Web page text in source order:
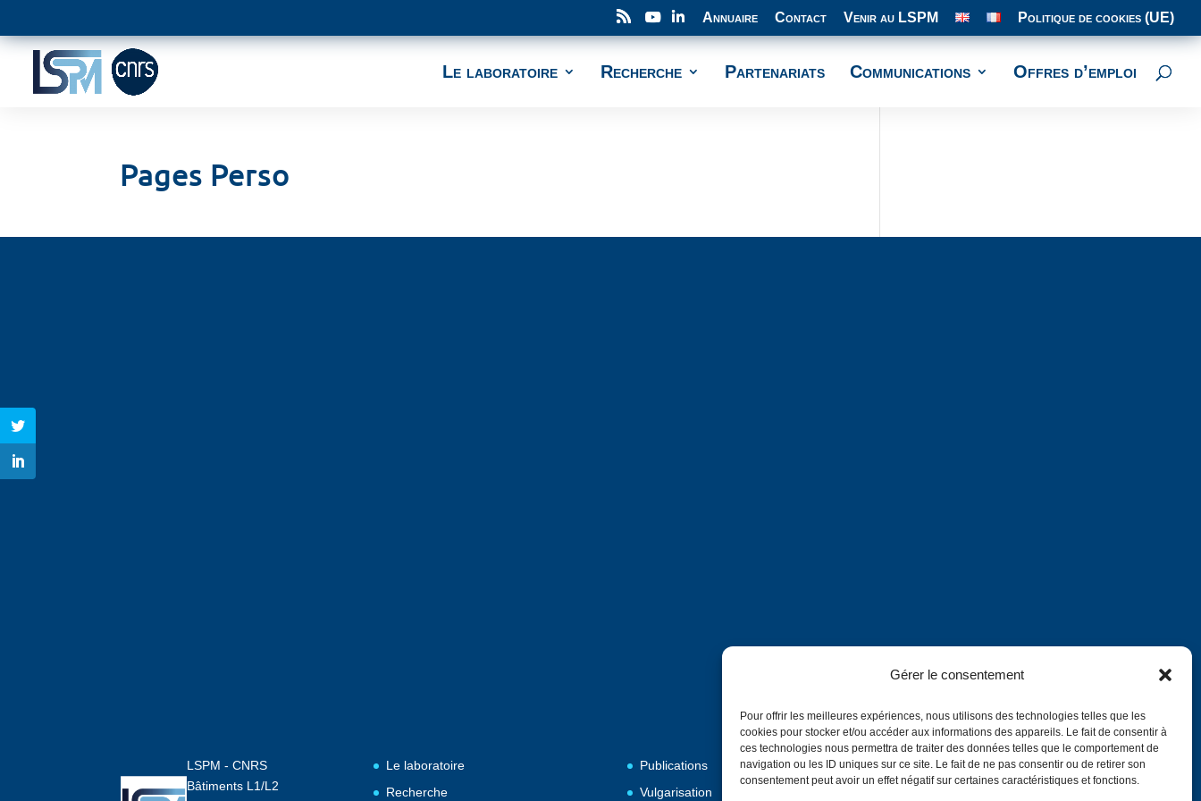
Gérer le consentement
Pour offrir les meilleures expériences, nous utilisons des technologies telles que les
cookies pour stocker et/ou accéder aux informations des appareils. Le fait de consentir à
ces technologies nous permettra de traiter des données telles que le comportement de
navigation ou les ID uniques sur ce site. Le fait de ne pas consentir ou de retirer son
consentement peut avoir un effet négatif sur certaines caractéristiques et fonctions.
Annuaire Contact Venir au LSPM Politique de cookies (UE)
Le laboratoire Recherche Partenariats Communications Offres d’emploi
Pages Perso
LSPM - CNRS
Bâtiments L1/L2
Le laboratoire
Recherche
Publications
Vulgarisation
Annuaire